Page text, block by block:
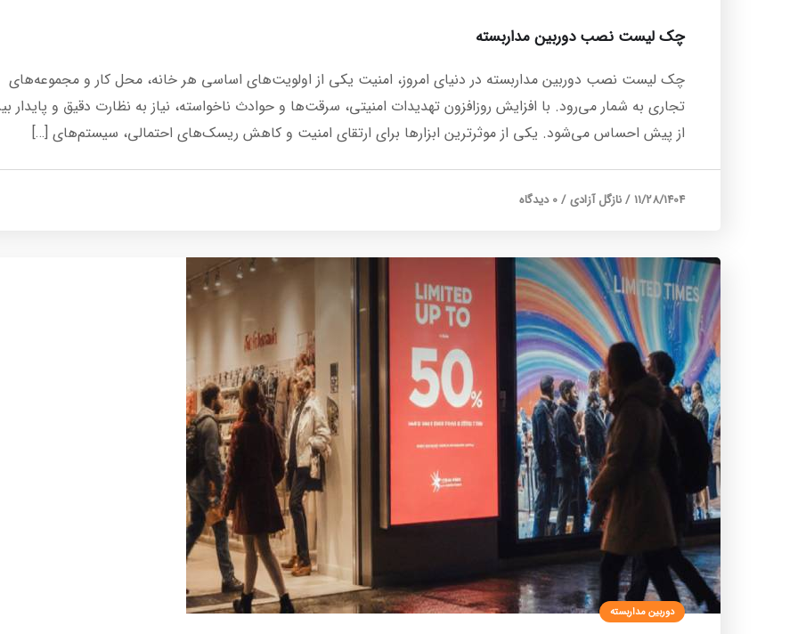
چک لیست نصب دوربین مداربسته
چک لیست نصب دوربین مداربسته در دنیای امروز، امنیت یکی از اولویت‌های اساسی هر خانه، محل کار و مجموعه‌های
تجاری به شمار می‌رود. با افزایش روزافزون تهدیدات امنیتی، سرقت‌ها و حوادث ناخواسته، نیاز به نظارت دقیق و پایدار
از پیش احساس می‌شود. یکی از موثرترین ابزارها برای ارتقای امنیت و کاهش ریسک‌های احتمالی، سیستم‌های […]
11/28/1404
/نازگل آزادی /0 دیدگاه
دوربین مداربسته